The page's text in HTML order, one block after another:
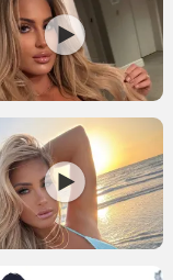
VOD
רץ ברשת
תוצאות
נבחרת ישראל
מכבי חיפה
בית"ר ירושלים
מכבי תל אביב
הפועל תל אביב
ליגה ספרדית
ליגה איטלקית
ליגה צרפתית
ליגה הולנדית
כדורסל נשים
מכבי תל אביב
הפועל חולון
הפועל ירושלים
דני אבדיה
יורוליג
יורוקאפ
טניס
כדוריד
כדורעף
שחייה